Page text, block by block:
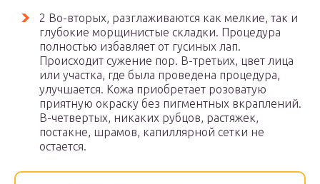
2 Во-вторых, разглаживаются как мелкие, так и
глубокие морщинистые складки. Процедура
полностью избавляет от гусиных лап.
Происходит сужение пор. В-третьих, цвет лица
или участка, где была проведена процедура,
улучшается. Кожа приобретает розоватую
приятную окраску без пигментных вкраплений.
В-четвертых, никаких рубцов, растяжек,
постакне, шрамов, капиллярной сетки не
остается.